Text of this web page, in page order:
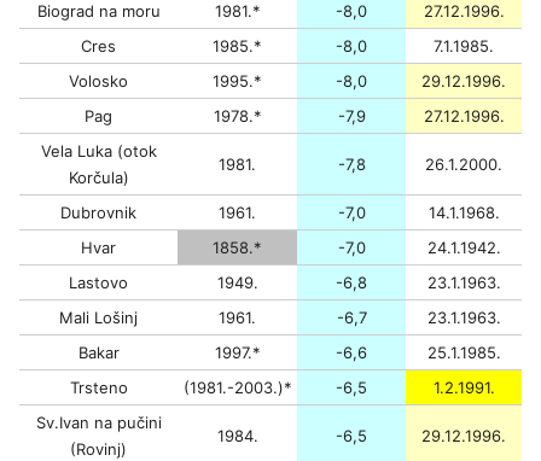
Biograd na moru
1981.* -8,0
27.12.1996.
Cres
1985.* -8,0
7.1.1985.
Volosko
1995.* -8,0
29.12.1996.
Pag
1978.* -7,9
27.12.1996.
Vela Luka (otok
Korčula)
1981. -7,8 26.1.2000.
Dubrovnik 1961. -7,0
14.1.1968.
Hvar
1858.* -7,0
24.1.1942.
Lastovo
1949. -6,8
23.1.1963.
Mali Lošinj
1961. -6,7
23.1.1963.
Bakar
1997.* -6,6
25.1.1985.
Trsteno
(1981.-2003.)* -6,5
1.2.1991.
Sv.Ivan na pučini
(Rovinj)
1984. -6,5 29.12.1996.